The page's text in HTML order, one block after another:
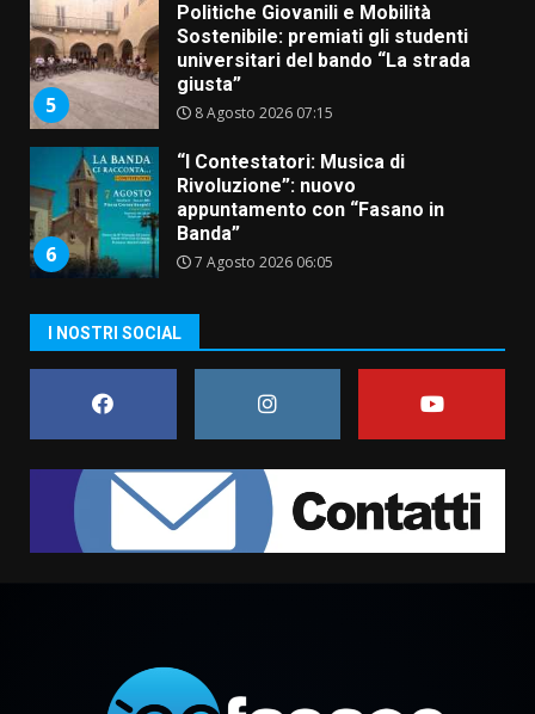
5
Politiche Giovanili e Mobilità
Sostenibile: premiati gli studenti
universitari del bando “La strada
giusta”
8 Agosto 2026 07:15
6
“I Contestatori: Musica di
Rivoluzione”: nuovo
appuntamento con “Fasano in
Banda”
7 Agosto 2026 06:05
amarezza per esclusione dal
campionato di calcio”
7 Agosto 2026 06:00
1
Grande successo per la “Sagra
del Pesce Spada” a Savelletri
9 Agosto 2026 07:32
ottenere l’iscrizione
8 Agosto 2026 19:55
I NOSTRI SOCIAL